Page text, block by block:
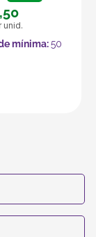
,50
unid.
mínima:50